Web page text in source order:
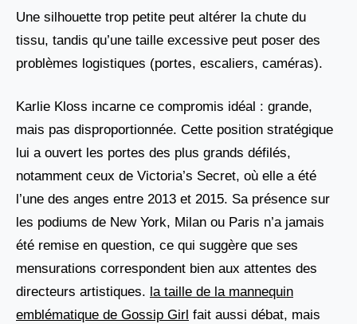
Une silhouette trop petite peut altérer la chute du
tissu, tandis qu’une taille excessive peut poser des
problèmes logistiques (portes, escaliers, caméras).
Karlie Kloss incarne ce compromis idéal : grande,
mais pas disproportionnée. Cette position stratégique
lui a ouvert les portes des plus grands défilés,
notamment ceux de Victoria’s Secret, où elle a été
l’une des anges entre 2013 et 2015. Sa présence sur
les podiums de New York, Milan ou Paris n’a jamais
été remise en question, ce qui suggère que ses
mensurations correspondent bien aux attentes des
directeurs artistiques. la taille de la mannequin
emblématique de Gossip Girl fait aussi débat, mais